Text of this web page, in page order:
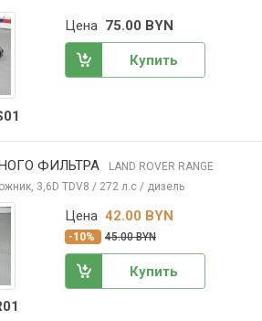
Цена 75.00 BYN
Купить
ФИЛЬТРА
LAND ROVER RANGE
3,6D TDV8 / 272 л.с / дизель
Цена 42.00 BYN
-10% 45.00 BYN
Купить